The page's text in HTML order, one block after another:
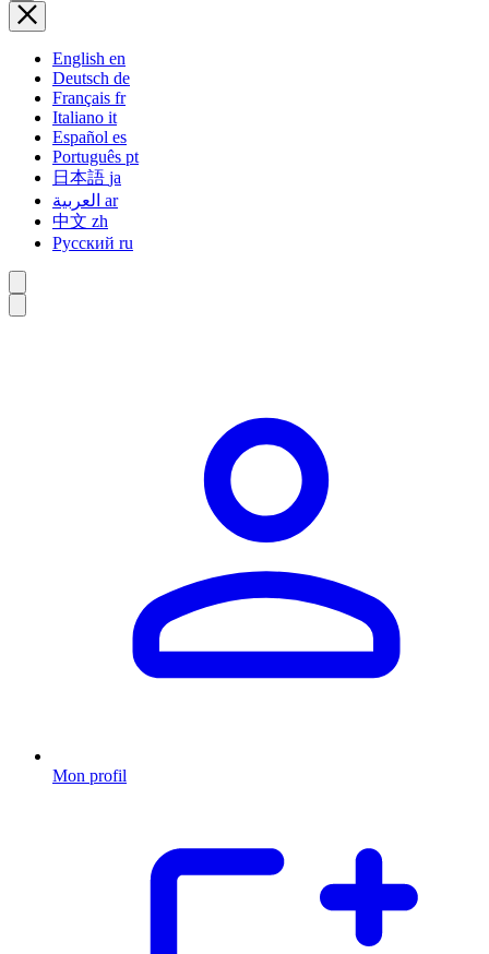
English en
Deutsch de
Français fr
Italiano it
Español es
Português pt
日本語 ja
ar
中文 zh
Русский ru
Mon profil